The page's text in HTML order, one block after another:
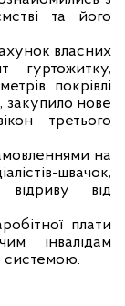
та його
власних
гуртожитку,
покрівлі
закупило нове
третього
на
швачок,
від
плати
інвалідам
системою.